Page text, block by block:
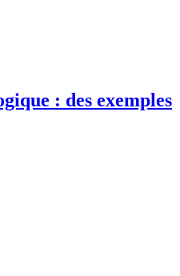
: des exemples